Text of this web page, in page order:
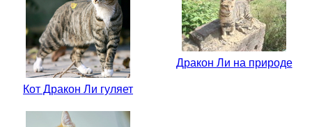
Кот Дракон Ли гуляет
Дракон Ли на природе